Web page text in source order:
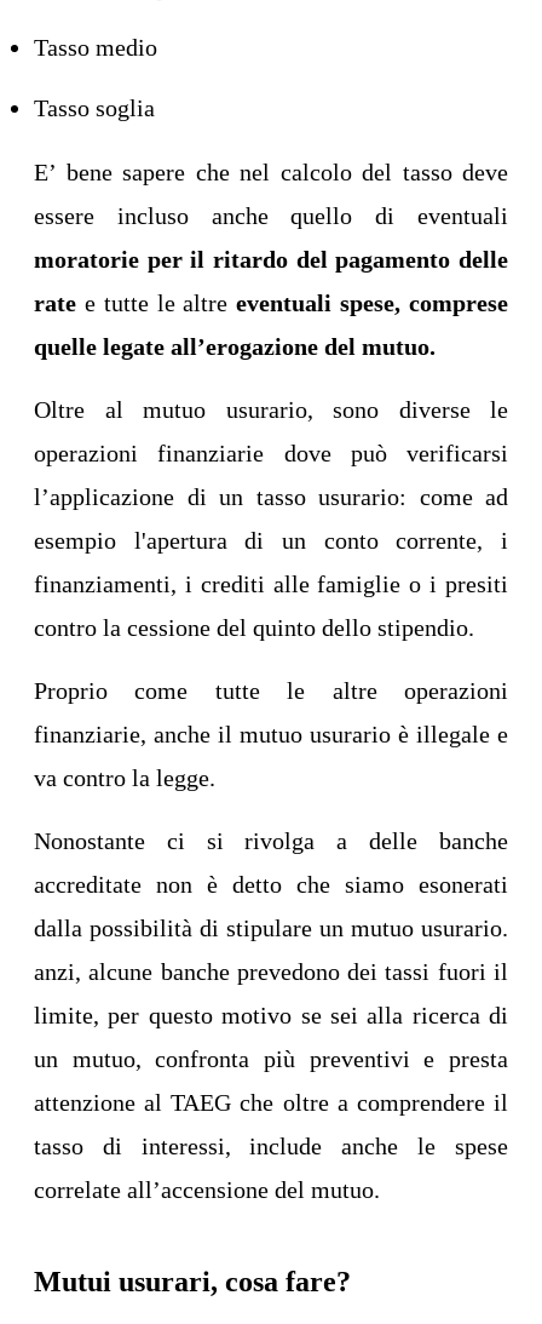
Tasso medio
Tasso soglia
E’ bene sapere che nel calcolo del tasso deve
essere incluso anche quello di eventuali
moratorie per il ritardo del pagamento delle
rate e tutte le altreeventuali spese, comprese
quelle legate all’erogazione del mutuo.
Oltre al mutuo usurario, sono diverse le
operazioni finanziarie dove può verificarsi
l’applicazione di un tasso usurario: come ad
esempio l'apertura di un conto corrente, i
finanziamenti, i crediti alle famiglie o i presiti
contro la cessione del quinto dello stipendio.
Proprio come tutte le altre operazioni
finanziarie, anche il mutuo usurario è illegale e
va contro la legge.
Nonostante ci si rivolga a delle banche
accreditate non è detto che siamo esonerati
dalla possibilità di stipulare un mutuo usurario.
anzi, alcune banche prevedono dei tassi fuori il
limite, per questo motivo se sei alla ricerca di
un mutuo, confronta più preventivi e presta
attenzione al TAEG che oltre a comprendere il
tasso di interessi, include anche le spese
correlate all’accensione del mutuo.
Mutui usurari, cosa fare?